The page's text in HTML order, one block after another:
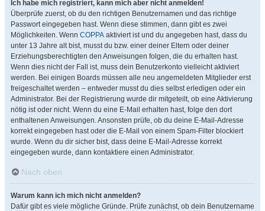
Ich habe mich registriert, kann mich aber nicht anmelden!
Überprüfe zuerst, ob du den richtigen Benutzernamen und das richtige
Passwort eingegeben hast. Wenn diese stimmen, dann gibt es zwei
Möglichkeiten. Wenn COPPA aktiviert ist und du angegeben hast, dass du
unter 13 Jahre alt bist, musst du bzw. einer deiner Eltern oder deiner
Erziehungsberechtigten den Anweisungen folgen, die du erhalten hast.
Wenn dies nicht der Fall ist, muss dein Benutzerkonto vielleicht aktiviert
werden. Bei einigen Boards müssen alle neu angemeldeten Mitglieder erst
freigeschaltet werden – entweder musst du dies selbst erledigen oder ein
Administrator. Bei der Registrierung wurde dir mitgeteilt, ob eine Aktivierung
nötig ist oder nicht. Wenn du eine E-Mail erhalten hast, folge den dort
enthaltenen Anweisungen. Ansonsten prüfe, ob du deine E-Mail-Adresse
korrekt eingegeben hast oder die E-Mail von einem Spam-Filter blockiert
wurde. Wenn du dir sicher bist, dass deine E-Mail-Adresse korrekt
eingegeben wurde, dann kontaktiere einen Administrator.
Nach oben
Warum kann ich mich nicht anmelden?
Dafür gibt es viele mögliche Gründe. Prüfe zunächst, ob dein Benutzername